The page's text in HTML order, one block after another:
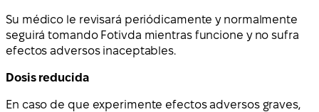
Su médico le revisará periódicamente y normalmente
seguirá tomando Fotivda mientras funcione y no sufra
efectos adversos inaceptables.
Dosis reducida
En caso de que experimente efectos adversos graves,